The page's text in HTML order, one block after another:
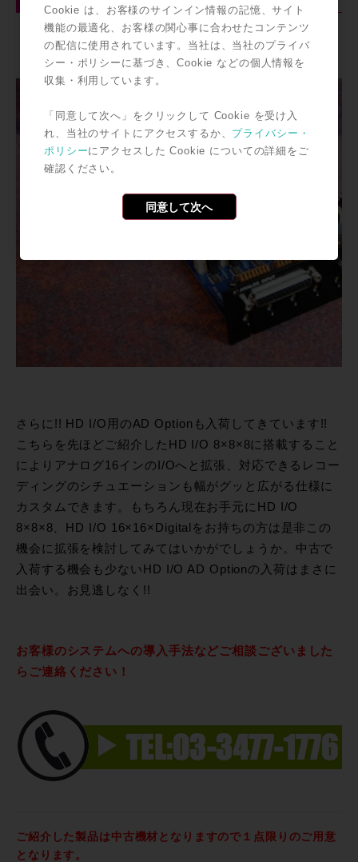
さらに!! HD I/O用のAD Optionも入荷してきています!!
こちらを先ほどご紹介したHD I/O 8×8×8に搭載すること
によりアナログ16インのI/Oへと拡張、対応できるレコー
ディングのシチュエーションも幅がグッと広がる仕様に
カスタムできます。もちろん現在お手元にHD I/O
8×8×8、HD I/O 16×16×Digitalをお持ちの方は是非この
機会に拡張を検討してみてはいかがでしょうか。中古で
入荷する機会も少ないHD I/O AD Optionの入荷はまさに
出会い。お見逃しなく!!
お客様のシステムへの導入手法などご相談ございました
らご連絡ください！
ご紹介した製品は中古機材となりますので１点限りのご用意
となります。
Cookie は、お客様のサインイン情報の記憶、サイト
機能の最適化、お客様の関心事に合わせたコンテンツ
の配信に使用されています。当社は、当社のプライバ
シー・ポリシーに基づき、Cookie などの個人情報を
収集・利用しています。
「同意して次へ」をクリックして Cookie を受け入
れ、当社のサイトにアクセスするか、 プライバシー・
ポリシーにアクセスした Cookie についての詳細をご
確認ください。
同意して次へ